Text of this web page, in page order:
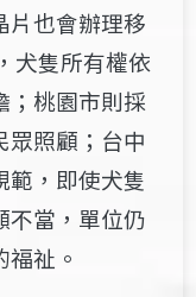
片也會辦理移
犬隻所有權依
；桃園市則採
眾照顧；台中
範，即使犬隻
不當，單位仍
祉。